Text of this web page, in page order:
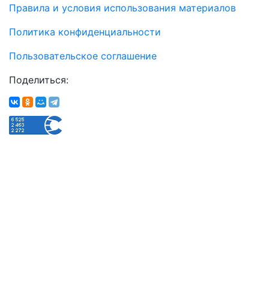
Правила и условия использования материалов
Политика конфиденциальности
Пользовательское соглашение
Поделиться: